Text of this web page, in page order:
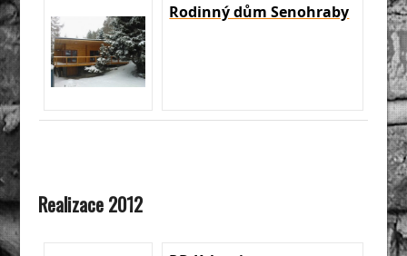
Rodinný dům Senohraby
Realizace 2012